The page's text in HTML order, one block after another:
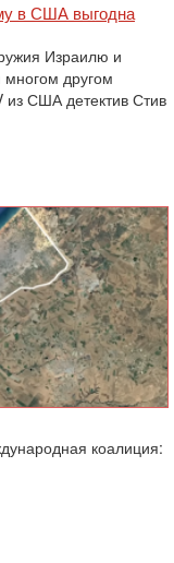
в США выгодна
Израилю и
другом
из США детектив Стив
коалиция: